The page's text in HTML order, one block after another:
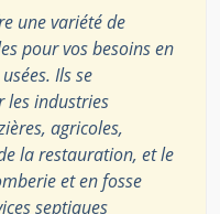
une variété de
pour vos besoins en
Ils se
les industries
agricoles,
la restauration, et le
et en fosse
septiques